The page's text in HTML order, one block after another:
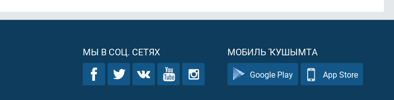
МЫ В СОЦ. СЕТЯХ МОБИЛЬ ҠУШЫМТА
Google Play App Store